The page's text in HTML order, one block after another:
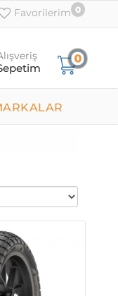
Favorilerim 0
0